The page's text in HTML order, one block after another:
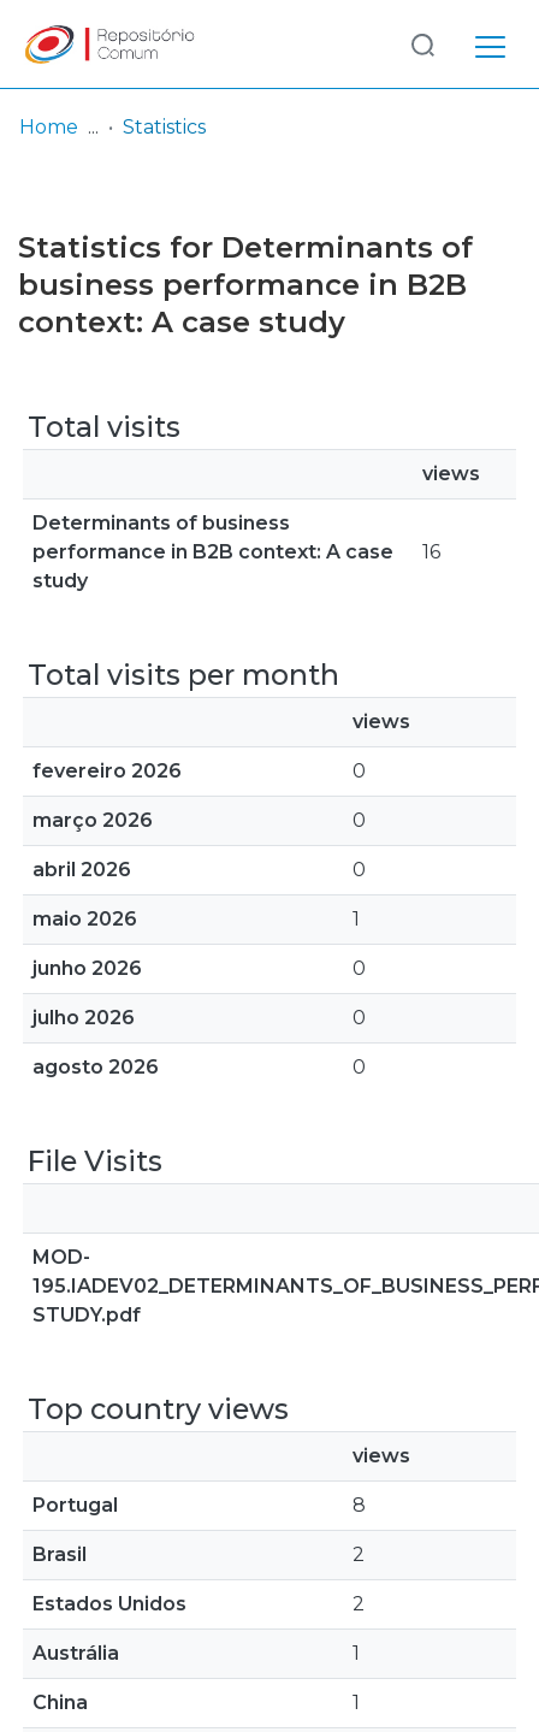
Browse repository
Entities
Log
In
(current)
Home Statistics
Statistics for Determinants of
business performance in B2B
context: A case study
Total visits
views
Determinants of business
performance in B2B context: A case
study
16
Total visits per month
views
fevereiro 2026 0
março 2026 0
abril 2026 0
maio 2026 1
junho 2026 0
julho 2026 0
agosto 2026 0
File Visits
MOD-
STUDY.pdf
Top country views
views
Portugal 8
Brasil 2
Estados Unidos 2
Austrália 1
China 1